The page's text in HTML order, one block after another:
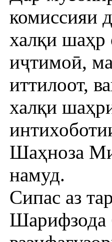
комиссияи
халқи шаҳр
иҷтимоӣ,
иттилоот,
халқи
Шаҳноза
намуд.
Сипас аз
Шарифзода